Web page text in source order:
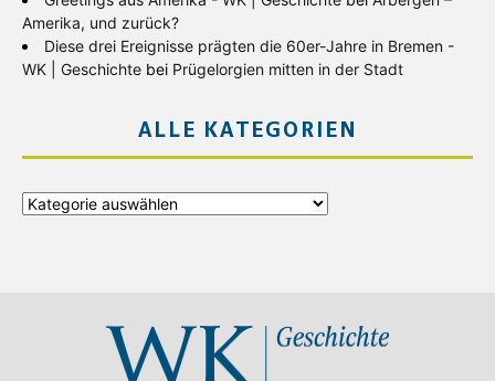
Amerika, und zurück?
Diese drei Ereignisse prägten die 60er-Jahre in Bremen -
WK | Geschichte bei Prügelorgien mitten in der Stadt
ALLE KATEGORIEN
Alle